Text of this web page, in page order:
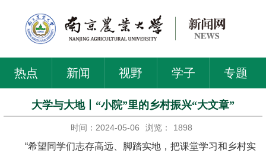
热点 新闻 视野 学子 专题
大学与大地丨“小院”里的乡村振兴“大文章”
时间：2024-05-06 浏览： 1898
“希望同学们志存高远、脚踏实地，把课堂学习和乡村实